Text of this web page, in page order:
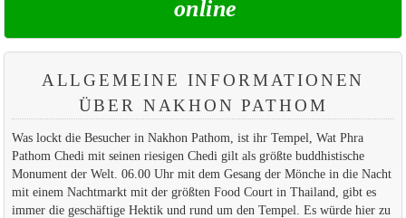
online
ALLGEMEINE INFORMATIONEN
ÜBER NAKHON PATHOM
Was lockt die Besucher in Nakhon Pathom, ist ihr Tempel, Wat Phra
Pathom Chedi mit seinen riesigen Chedi gilt als größte buddhistische
Monument der Welt. 06.00 Uhr mit dem Gesang der Mönche in die Nacht
mit einem Nachtmarkt mit der größten Food Court in Thailand, gibt es
immer die geschäftige Hektik und rund um den Tempel. Es würde hier zu